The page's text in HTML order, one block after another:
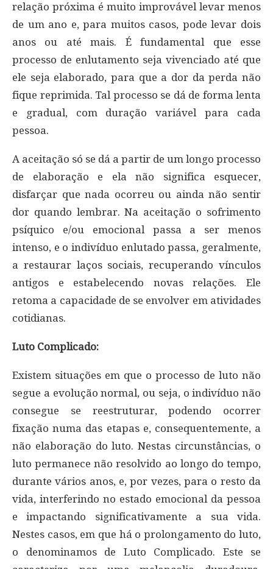
relação próxima é muito improvável levar menos
de um ano e, para muitos casos, pode levar dois
anos ou até mais. É fundamental que esse
processo de enlutamento seja vivenciado até que
ele seja elaborado, para que a dor da perda não
fique reprimida. Tal processo se dá de forma lenta
e gradual, com duração variável para cada
pessoa.
A aceitação só se dá a partir de um longo processo
de elaboração e ela não significa esquecer,
disfarçar que nada ocorreu ou ainda não sentir
dor quando lembrar. Na aceitação o sofrimento
psíquico e/ou emocional passa a ser menos
intenso, e o indivíduo enlutado passa, geralmente,
a restaurar laços sociais, recuperando vínculos
antigos e estabelecendo novas relações. Ele
retoma a capacidade de se envolver em atividades
cotidianas.
Luto Complicado:
Existem situações em que o processo de luto não
segue a evolução normal, ou seja, o indivíduo não
consegue se reestruturar, podendo ocorrer
fixação numa das etapas e, consequentemente, a
não elaboração do luto. Nestas circunstâncias, o
luto permanece não resolvido ao longo do tempo,
durante vários anos, e, por vezes, para o resto da
vida, interferindo no estado emocional da pessoa
e impactando significativamente a sua vida.
Nestes casos, em que há o prolongamento do luto,
o denominamos de Luto Complicado. Este se